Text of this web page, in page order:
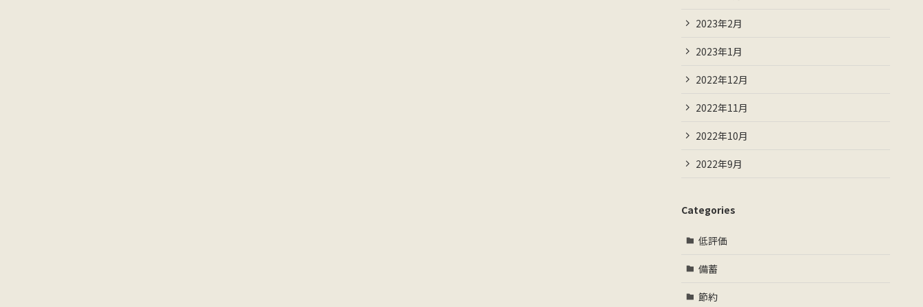
2023年2月
2023年1月
2022年12月
2022年11月
2022年10月
2022年9月
Categories
低評価
備蓄
節約